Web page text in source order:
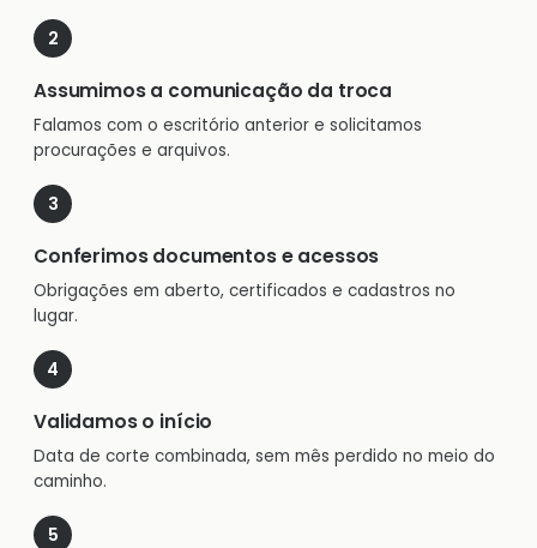
Assumimos a comunicação da troca
Falamos com o escritório anterior e solicitamos
procurações e arquivos.
Conferimos documentos e acessos
Obrigações em aberto, certificados e cadastros no
lugar.
Validamos o início
Data de corte combinada, sem mês perdido no meio do
caminho.